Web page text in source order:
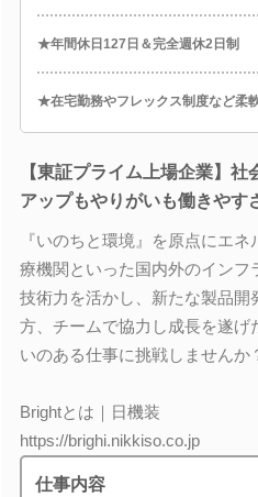
★年間休日127日＆完全週休2日制
★在宅勤務やフレックス制度など柔
【東証プライム上場企業】
アップもやりがいも働きやす
『いのちと環境』を原点にエ
療機関といった国内外のインフ
技術力を活かし、新たな製品開
方、チームで協力し成長を遂
いのある仕事に挑戦しませんか
Brightとは｜日機装
https://brighi.nikkiso.co.jp
仕事内容